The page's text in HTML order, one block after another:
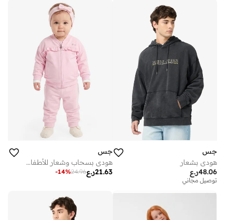
جس
هودي بشعار
ر.ع48.06
توصيل مجاني
جس
هودي بسحاب وشعار للأطفال الرضع
ر.ع21.63
24.96
-14%